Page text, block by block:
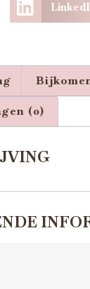
(0)